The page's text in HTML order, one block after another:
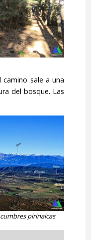
sale a una
del bosque. Las
pirinaicas